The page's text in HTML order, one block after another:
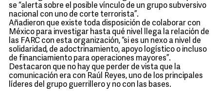
se “alerta sobre el posible vínculo de un grupo subversivo
nacional con uno de corte terrorista”.
Añadieron que existe toda disposición de colaborar con
México para investigar hasta qué nivel llega la relación de
las FARC con esta organización, “si es un nexo a nivel de
solidaridad, de adoctrinamiento, apoyo logístico o incluso
de financiamiento para operaciones mayores”.
Destacaron que no hay que perder de vista que la
comunicación era con Raúl Reyes, uno de los principales
líderes del grupo guerrillero y no con las bases.